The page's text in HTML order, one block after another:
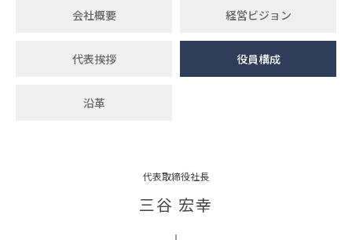
会社概要 経営ビジョン
代表挨拶 役員構成
沿革
代表取締役社長
三谷 宏幸